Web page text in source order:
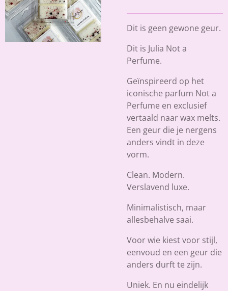
Dit is geen gewone geur.
Dit is Julia Not a
Perfume.
Geïnspireerd op het
iconische parfum Not a
Perfume en exclusief
vertaald naar wax melts.
Een geur die je nergens
anders vindt in deze
vorm.
Clean. Modern.
Verslavend luxe.
Minimalistisch, maar
allesbehalve saai.
Voor wie kiest voor stijl,
eenvoud en een geur die
anders durft te zijn.
Uniek. En nu eindelijk